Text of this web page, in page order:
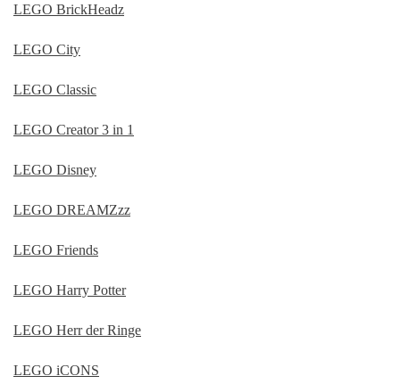
LEGO BrickHeadz
LEGO City
LEGO Classic
LEGO Creator 3 in 1
LEGO Disney
LEGO DREAMZzz
LEGO Friends
LEGO Harry Potter
LEGO Herr der Ringe
LEGO iCONS